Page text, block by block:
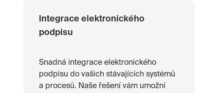
Integrace elektronického
podpisu
Snadná integrace elektronického
podpisu do vašich stávajících systémů
a procesů. Naše řešení vám umožní